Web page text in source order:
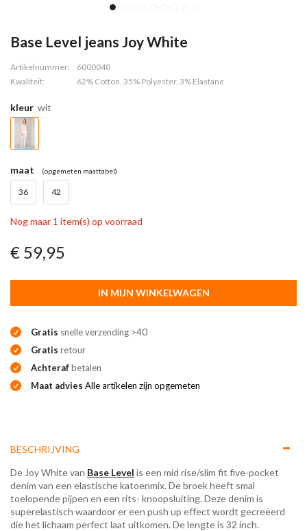
Base Level jeans Joy White
Artikelnummer:
6000040
Kwaliteit:
62% Cotton, 35% Polyester, 3% Elastane
kleur wit
maat (opgemeten maattabel)
36 42
Nog maar 1 item(s) op voorraad
€ 59,95
IN MIJN WINKELWAGEN
Gratis snelle verzending >40
Gratis retour
Achterafbetalen
Maat advies Alle artikelen zijn opgemeten
BESCHRIJVING
De Joy White van Base Level is een mid rise/slim fit five-pocket
denim van een elastische katoenmix. De broek heeft smal
toelopende pijpen en een rits- knoopsluiting. Deze denim is
superelastisch waardoor er een push up effect wordt gecreëerd
die het lichaam perfect laat uitkomen. De lengte is 32 inch.